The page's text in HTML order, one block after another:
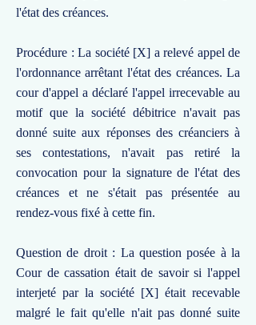
l'état des créances.
Procédure : La société [X] a relevé appel de
l'ordonnance arrêtant l'état des créances. La
cour d'appel a déclaré l'appel irrecevable au
motif que la société débitrice n'avait pas
donné suite aux réponses des créanciers à
ses contestations, n'avait pas retiré la
convocation pour la signature de l'état des
créances et ne s'était pas présentée au
rendez-vous fixé à cette fin.
Question de droit : La question posée à la
Cour de cassation était de savoir si l'appel
interjeté par la société [X] était recevable
malgré le fait qu'elle n'ait pas donné suite